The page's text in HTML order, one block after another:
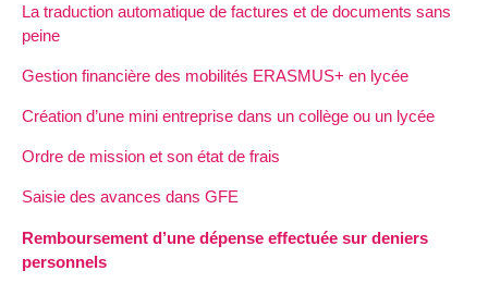
La traduction automatique de factures et de documents sans
peine
Gestion financière des mobilités ERASMUS+ en lycée
Création d’une mini entreprise dans un collège ou un lycée
Ordre de mission et son état de frais
Saisie des avances dans GFE
Remboursement d’une dépense effectuée sur deniers
personnels